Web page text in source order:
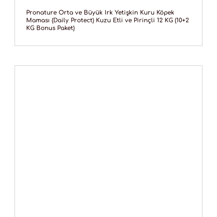
Pronature Orta ve Büyük Irk Yetişkin Kuru Köpek
Maması (Daily Protect) Kuzu Etli ve Pirinçli 12 KG (10+2
KG Bonus Paket)